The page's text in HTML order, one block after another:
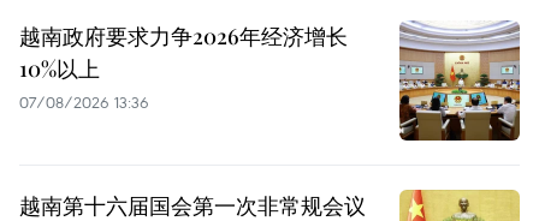
越南政府要求力争2026年经济增长
10%以上
07/08/2026 13:36
越南第十六届国会第一次非常规会议